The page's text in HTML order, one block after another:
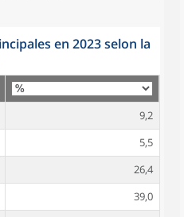
en 2023 selon la
9,2
5,5
26,4
39,0